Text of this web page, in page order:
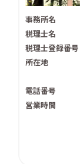
事務所名
税理士名
税理士登録番号
所在地
電話番号
営業時間